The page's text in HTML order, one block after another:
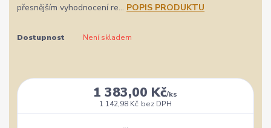
přesnějším vyhodnocení re... POPIS PRODUKTU
Dostupnost Není skladem
1 383,00 Kč/ks
1 142,98 Kč bez DPH